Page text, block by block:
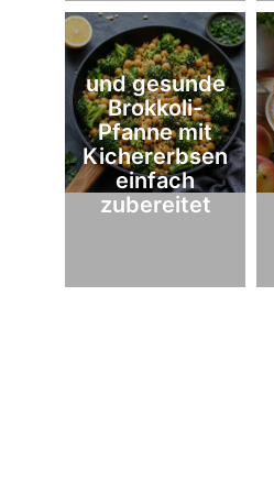
und gesunde
Brokkoli-
Pfanne mit
Kichererbsen
einfach
zubereitet